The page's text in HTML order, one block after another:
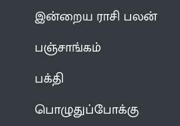
இன்றைய ராசி பலன்
பஞ்சாங்கம்
பக்தி
பொழுதுப்போக்கு